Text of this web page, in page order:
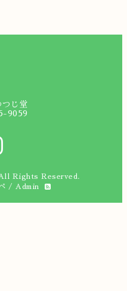
つじ堂
9059
Rights Reserved.
/ Admin